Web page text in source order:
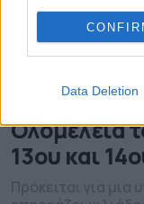
Data Deletion
Δημόσιο:
Ολομέλεια
13ου και